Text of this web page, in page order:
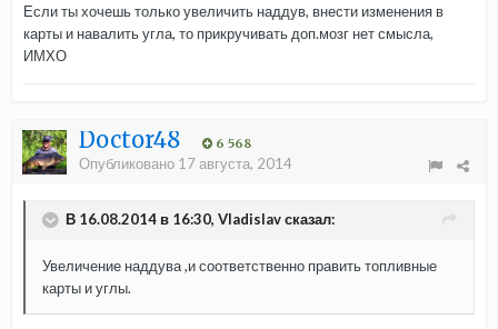
Если ты хочешь только увеличить наддув, внести изменения в
карты и навалить угла, то прикручивать доп.мозг нет смысла,
ИМХО
Doctor48 6 568
Опубликовано 17 августа, 2014
В 16.08.2014 в 16:30, Vladislav сказал:
Увеличение наддува ,и соответственно править топливные
карты и углы.